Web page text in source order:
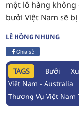
một lô hàng không
bưởi Việt Nam sẽ
LÊ HỒNG NHUNG
Chia sẻ
TAGS Bưởi
Việt Nam - Australia
Thương Vụ Việt Nam